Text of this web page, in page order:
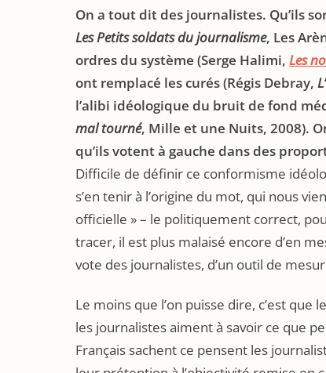
On a tout dit des journalistes. Qu’ils
Les Petits soldats du journalisme, Les
ordres du système (Serge Halimi, Les
ont remplacé les curés (Régis Debray,
l’alibi idéologique du bruit de fond
mal tourné, Mille et une Nuits, 2008).
qu’ils votent à gauche dans des
Difficile de définir ce conformisme
s’en tenir à l’origine du mot, qui nous
officielle » – le politiquement correct,
tracer, il est plus malaisé encore d’en
vote des journalistes, d’un outil de
Le moins que l’on puisse dire, c’est
les journalistes aiment à savoir ce que
Français sachent ce pensent les